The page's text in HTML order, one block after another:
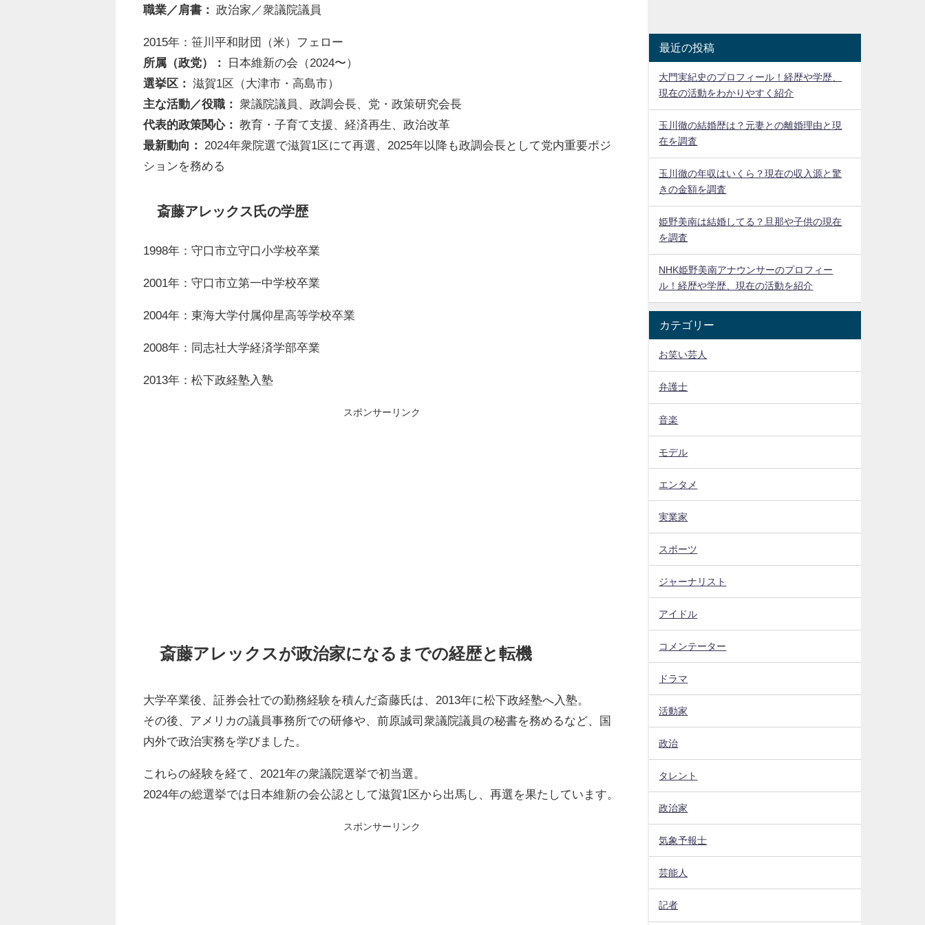
職業／肩書： 政治家／衆議院議員
2015年：笹川平和財団（米）フェロー
所属（政党）：
日本維新の会（2024〜）
選挙区： 滋賀1区（大津市・高島市）
主な活動／役職： 衆議院議員、政調会長、党・政策研究会長
代表的政策関心： 教育・子育て支援、経済再生、政治改革
最新動向：
2024年衆院選で滋賀1区にて再選、2025年以降も政調会長として党内重要ポジ
ションを務める
斎藤アレックス氏の学歴
1998年：守口市立守口小学校卒業
2001年：守口市立第一中学校卒業
2004年：東海大学付属仰星高等学校卒業
2008年：同志社大学経済学部卒業
2013年：松下政経塾入塾
スポンサーリンク
斎藤アレックスが政治家になるまでの経歴と転機
大学卒業後、証券会社での勤務経験を積んだ斎藤氏は、2013年に松下政経塾へ入塾。
その後、アメリカの議員事務所での研修や、前原誠司衆議院議員の秘書を務めるなど、国
内外で政治実務を学びました。
これらの経験を経て、2021年の衆議院選挙で初当選。
2024年の総選挙では日本維新の会公認として滋賀1区から出馬し、再選を果たしています。
スポンサーリンク
最近の投稿
大門実紀史のプロフィール！経歴や学歴、
現在の活動をわかりやすく紹介
玉川徹の結婚歴は？元妻との離婚理由と現
在を調査
玉川徹の年収はいくら？現在の収入源と驚
きの金額を調査
姫野美南は結婚してる？旦那や子供の現在
を調査
NHK姫野美南アナウンサーのプロフィー
ル！経歴や学歴、現在の活動を紹介
カテゴリー
お笑い芸人
弁護士
音楽
モデル
エンタメ
実業家
スポーツ
ジャーナリスト
アイドル
コメンテーター
ドラマ
活動家
政治
タレント
政治家
気象予報士
芸能人
記者